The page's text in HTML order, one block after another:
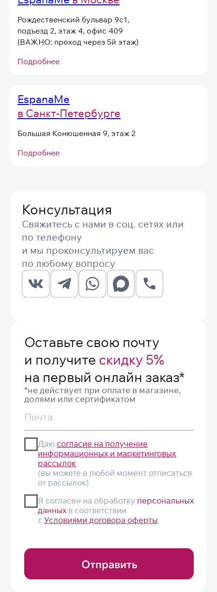
Рождественский бульвар 9с1,
подъезд 2, этаж 4, офис 409
(ВАЖНО: проход через 5й этаж)
Подробнее
EspanaMe
в Санкт-Петербурге
Большая Конюшенная 9, этаж 2
Подробнее
Даюсогласие на получение
рассылок
(вы можете в любой момент отписаться
от рассылок)
Я согласен на обработкуперсональных
сУсловиями договора оферты